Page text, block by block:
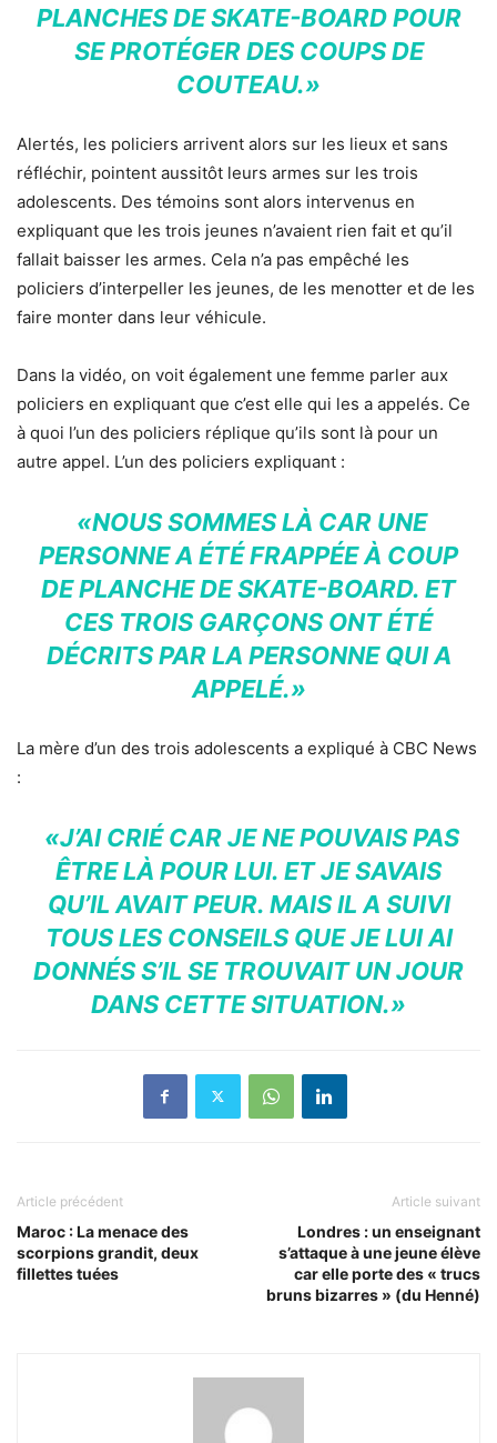
PLANCHES DE SKATE-BOARD POUR
SE PROTÉGER DES COUPS DE
COUTEAU.»
Alertés, les policiers arrivent alors sur les lieux et sans
réfléchir, pointent aussitôt leurs armes sur les trois
adolescents. Des témoins sont alors intervenus en
expliquant que les trois jeunes n’avaient rien fait et qu’il
fallait baisser les armes. Cela n’a pas empêché les
policiers d’interpeller les jeunes, de les menotter et de les
faire monter dans leur véhicule.
Dans la vidéo, on voit également une femme parler aux
policiers en expliquant que c’est elle qui les a appelés. Ce
à quoi l’un des policiers réplique qu’ils sont là pour un
autre appel. L’un des policiers expliquant :
«NOUS SOMMES LÀ CAR UNE
PERSONNE A ÉTÉ FRAPPÉE À COUP
DE PLANCHE DE SKATE-BOARD. ET
CES TROIS GARÇONS ONT ÉTÉ
DÉCRITS PAR LA PERSONNE QUI A
APPELÉ.»
La mère d’un des trois adolescents a expliqué à CBC News
:
«J’AI CRIÉ CAR JE NE POUVAIS PAS
ÊTRE LÀ POUR LUI. ET JE SAVAIS
QU’IL AVAIT PEUR. MAIS IL A SUIVI
TOUS LES CONSEILS QUE JE LUI AI
DONNÉS S’IL SE TROUVAIT UN JOUR
DANS CETTE SITUATION.»
Article précédent
Maroc : La menace des
scorpions grandit, deux
fillettes tuées
Article suivant
Londres : un enseignant
s’attaque à une jeune élève
car elle porte des « trucs
bruns bizarres » (du Henné)